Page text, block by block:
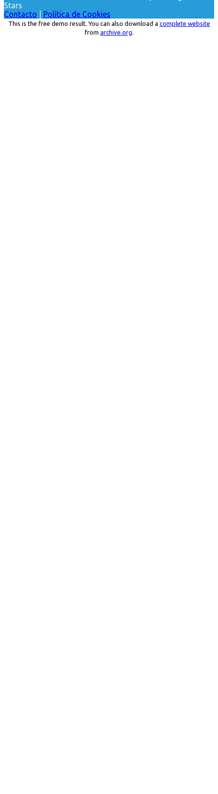
Stars
Contacto
Política de Cookies
This is the free demo result. You can also download a complete website
from archive.org.